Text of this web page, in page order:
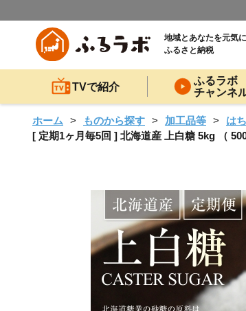
地域とあなたを元気
ふるさと納税
TVで紹介
ふるラボ
チャンネ
ホーム ものから探す 加工品等
は
[ 定期1ヶ月毎5回 ] 北海道産 上白糖 5kg （